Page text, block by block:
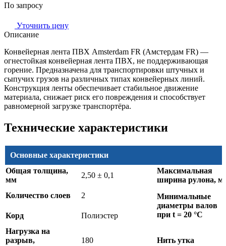
По запросу
Уточнить цену
Описание
Конвейерная лента ПВХ Amsterdam FR (Амстердам FR) —
огнестойкая конвейерная лента ПВХ, не поддерживающая
горение. Предназначена для транспортировки штучных и
сыпучих грузов на различных типах конвейерных линий.
Конструкция ленты обеспечивает стабильное движение
материала, снижает риск его повреждения и способствует
равномерной загрузке транспортёра.
Технические характеристики
Основные характеристики
Общая толщина,
мм
2,50 ± 0,1
Максимальная
ширина рулона,
Количество слоев
2
Минимальные
диаметры валов
при t = 20 °C
Корд
Полиэстер
Нагрузка на
разрыв,
180 Нить утка